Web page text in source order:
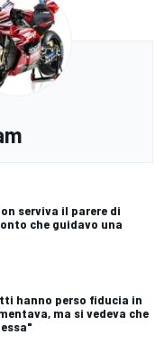
serviva il parere di
che guidavo una
hanno perso fiducia in
ma si vedeva che